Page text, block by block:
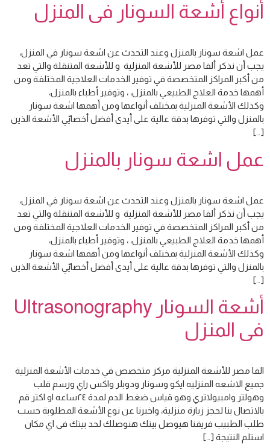
أنواع أشعة السونار فى المنزل
عمل اشعة سونار بالمنزل وعند التحدث عن اشعة سونار في المنزل،
يجب أن نذكر ألفا مصر للأشعة المنزلية و للأشعة المتنقلة والتي تعد
من أكبر المراكز المتخصصة في توفير الخدمات العلاجية المختلفة ومن
أهمها خدمة العلاج الطبيعي بالمنزل، ، وتوفير أطباء بالمنزل،
وكذلك الأشعة المنزلية بمختلف أنواعها ومن أهمها اشعة سونار
بالمنزل والتي توفرها بدقة عالية على أيدى أفضل أخصاييّ الأشعة الذين
[…]
عمل اشعة سونار بالمنزل
عمل اشعة سونار بالمنزل وعند التحدث عن اشعة سونار في المنزل،
يجب أن نذكر ألفا مصر للأشعة المنزلية و للأشعة المتنقلة والتي تعد
من أكبر المراكز المتخصصة في توفير الخدمات العلاجية المختلفة ومن
أهمها خدمة العلاج الطبيعي بالمنزل، ، وتوفير أطباء بالمنزل،
وكذلك الأشعة المنزلية بمختلف أنواعها ومن أهمها اشعة سونار
بالمنزل والتي توفرها بدقة عالية على أيدى أفضل أخصاييّ الأشعة الذين
[…]
أشعة السونار Ultrasonography
فى المنزل
الفا مصر للأشعة المنزلية مركز متخصص في خدمات الأشعة المنزلية
جميع الاشعه المنزليه ايكو وسونار ودوبلر واكس راي ورسم قلب
وهولتر وامبيولاتري وهو قياس ضغط الدم لمدة ٢٤ساعه او اكتر قم
بالاتصال بنا لحجز زيارة منزلية، واخبرنا عن نوع الأشعة المطلوبة حسب
طلب الطبيب فريقنا هيوصل بيتك هنوصلك لحد بيتك فى اي مكان
استلم النتيجة […]